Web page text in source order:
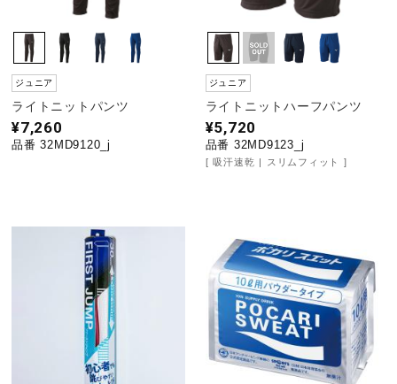
ジュニア
ライトニットパンツ
¥7,260
品番 32MD9120_j
ジュニア
ライトニットハーフパンツ
¥5,720
品番 32MD9123_j
吸汗速乾 スリムフィット